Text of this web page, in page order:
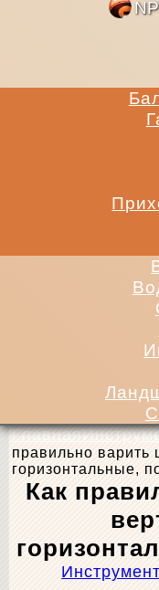
Главная
правильно варить
горизонтальные,
Как